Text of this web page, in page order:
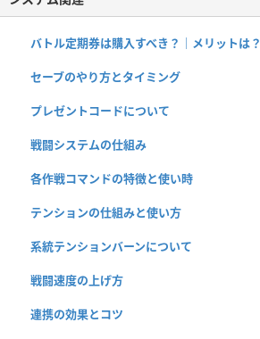
バトル定期券は購入すべき？｜メリットは？
セーブのやり方とタイミング
プレゼントコードについて
戦闘システムの仕組み
各作戦コマンドの特徴と使い時
テンションの仕組みと使い方
系統テンションバーンについて
戦闘速度の上げ方
連携の効果とコツ